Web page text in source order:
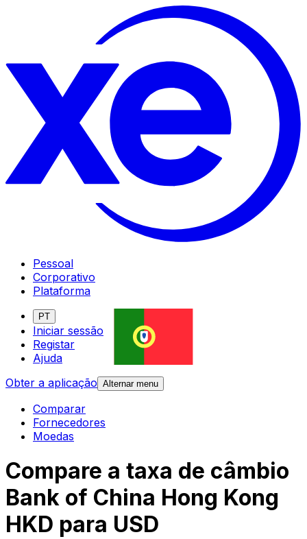
Pessoal
Corporativo
Plataforma
PT
Iniciar sessão
Registar
Ajuda
Obter a aplicação Alternar menu
Comparar
Fornecedores
Moedas
Compare a taxa de câmbio
Bank of China Hong Kong
HKD para USD